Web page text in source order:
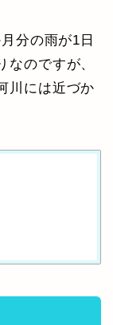
分の雨が1日
なのですが、
川には近づか